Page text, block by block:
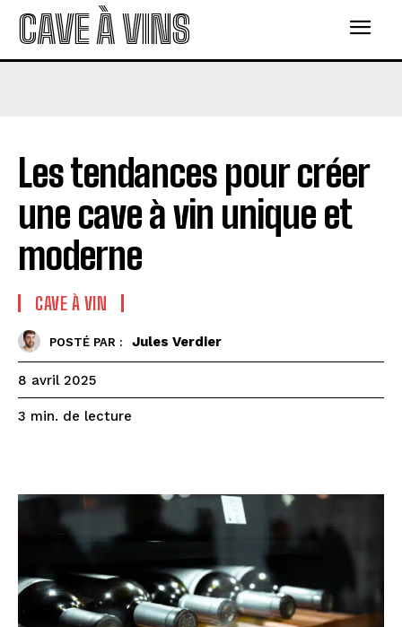
CAVE À VINS
Les tendances pour créer
une cave à vin unique et
moderne
CAVE À VIN
POSTÉ PAR : Jules Verdier
8 avril 2025
3 min. de lecture